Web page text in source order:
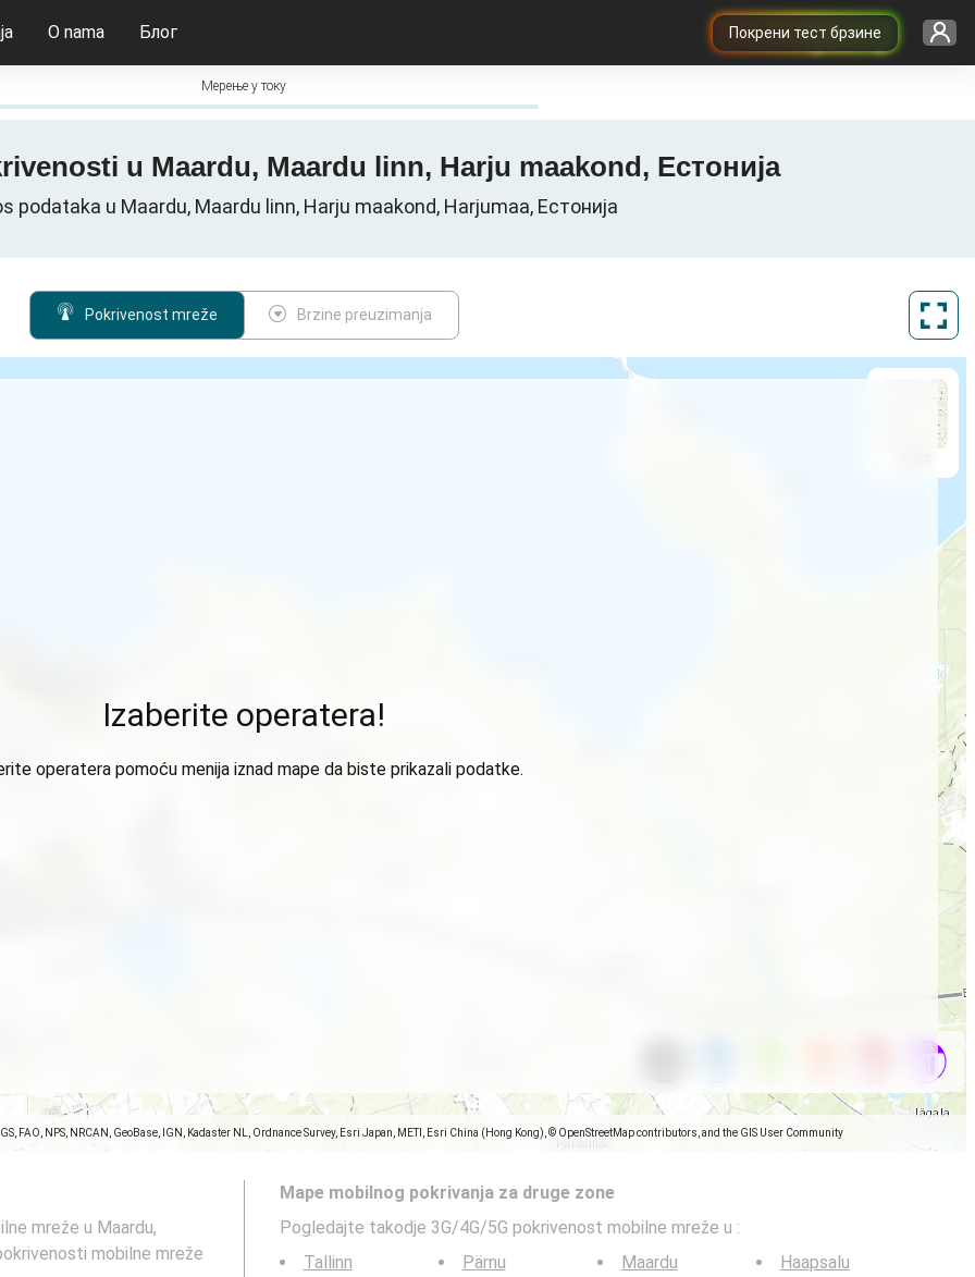
Покрени тест брзине
O nama Блог
Мерење у току
u Maardu, Maardu linn, Harju maakond, Естонија
podataka u Maardu, Maardu linn, Harju maakond, Harjumaa, Естонија
Pokrivenost mreže Brzine preuzimanja
FAO, NPS, NRCAN, GeoBase, IGN, Kadaster NL, Ordnance Survey, Esri Japan, METI, Esri China (Hong Kong), © OpenStreetMap contributors, and the GIS User Community
Izaberite operatera!
operatera pomoću menija iznad mape da biste prikazali podatke.
mreže u Maardu,
mobilne mreže
Mape mobilnog pokrivanja za druge zone
Pogledajte takodje 3G/4G/5G pokrivenost mobilne mreže u :
Tallinn
Pärnu
Maardu
Haapsalu